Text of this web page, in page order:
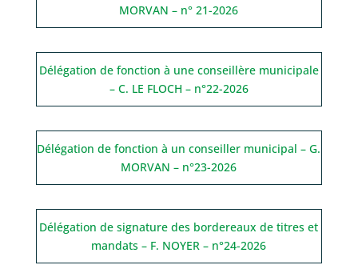
MORVAN – n° 21-2026
Délégation de fonction à une conseillère municipale
– C. LE FLOCH – n°22-2026
Délégation de fonction à un conseiller municipal – G.
MORVAN – n°23-2026
Délégation de signature des bordereaux de titres et
mandats – F. NOYER – n°24-2026